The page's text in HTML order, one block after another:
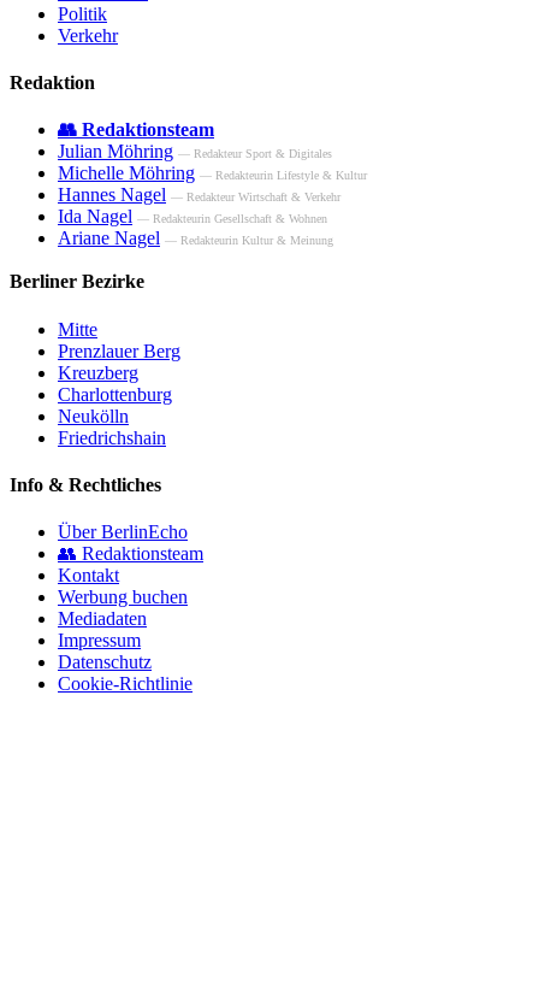
Politik
Verkehr
Redaktion
👥 Redaktionsteam
Julian Möhring — Redakteur Sport & Digitales
Michelle Möhring — Redakteurin Lifestyle & Kultur
Hannes Nagel — Redakteur Wirtschaft & Verkehr
Ida Nagel — Redakteurin Gesellschaft & Wohnen
Ariane Nagel — Redakteurin Kultur & Meinung
Berliner Bezirke
Mitte
Prenzlauer Berg
Kreuzberg
Charlottenburg
Neukölln
Friedrichshain
Info & Rechtliches
Über BerlinEcho
👥 Redaktionsteam
Kontakt
Werbung buchen
Mediadaten
Impressum
Datenschutz
Cookie-Richtlinie